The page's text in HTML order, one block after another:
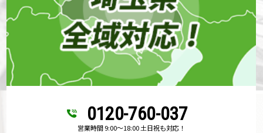
0120-760-037
営業時間 9:00～18:00 土日祝も対応！